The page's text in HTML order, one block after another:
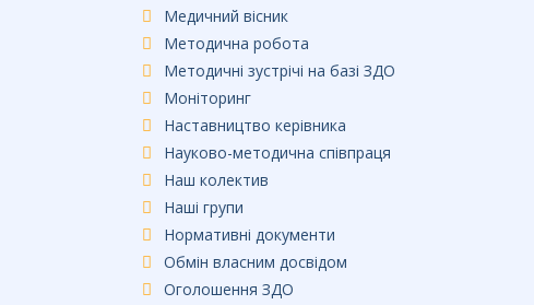
Медичний вісник
Методична робота
Методичні зустрічі на базі ЗДО
Моніторинг
Наставництво керівника
Науково-методична співпраця
Наш колектив
Наші групи
Нормативні документи
Обмін власним досвідом
Оголошення ЗДО